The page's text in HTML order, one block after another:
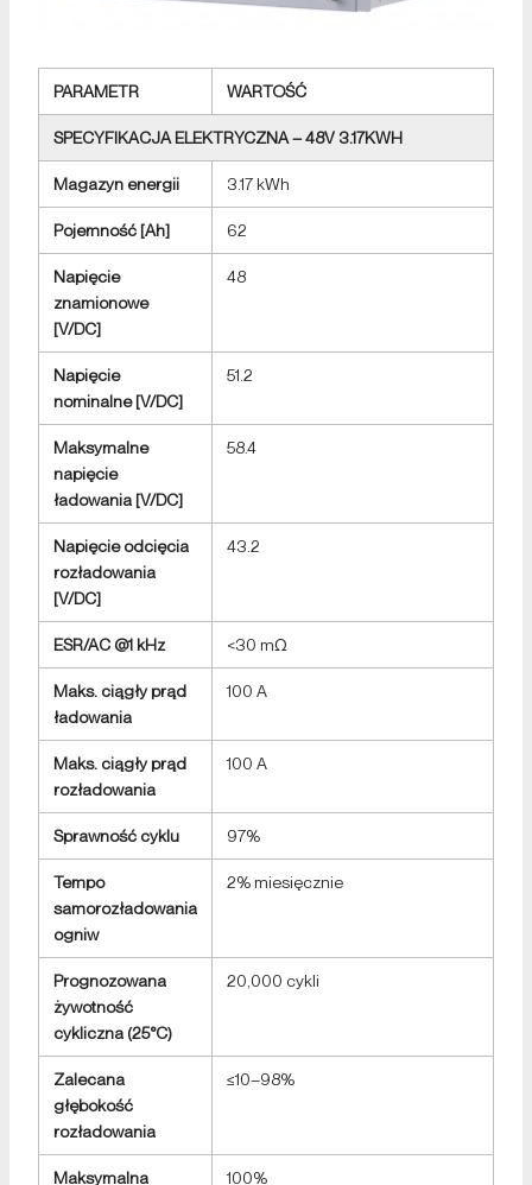
PARAMETR WARTOŚĆ
SPECYFIKACJA ELEKTRYCZNA – 48V 3.17KWH
Magazyn energii 3.17 kWh
Pojemność [Ah] 62
Napięcie
znamionowe
[V/DC]
48
Napięcie
nominalne [V/DC]
51.2
Maksymalne
napięcie
ładowania [V/DC]
58.4
Napięcie odcięcia
rozładowania
[V/DC]
43.2
ESR/AC @1 kHz <30 mΩ
Maks. ciągły prąd
ładowania
100 A
Maks. ciągły prąd
rozładowania
100 A
Sprawność cyklu 97%
Tempo
samorozładowania
ogniw
2% miesięcznie
Prognozowana
żywotność
cykliczna (25°C)
20,000 cykli
Zalecana
głębokość
rozładowania
≤10–98%
Maksymalna 100%